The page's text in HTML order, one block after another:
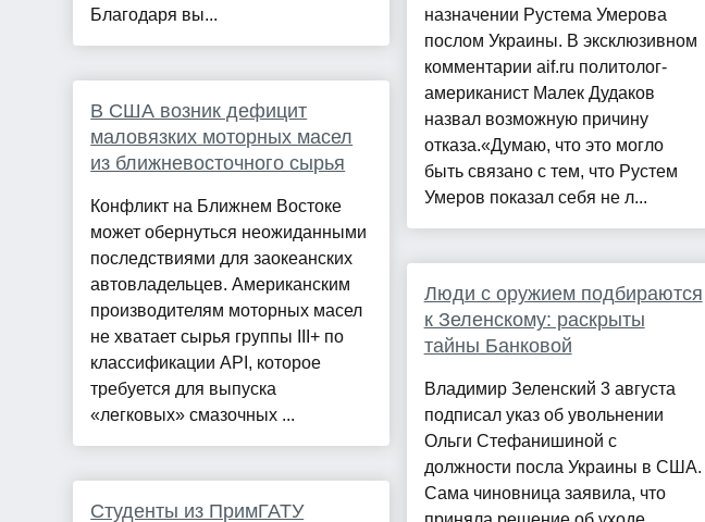
Благодаря вы...
В США возник дефицит
маловязких моторных масел
из ближневосточного сырья
Конфликт на Ближнем Востоке
может обернуться неожиданными
последствиями для заокеанских
автовладельцев. Американским
производителям моторных масел
не хватает сырья группы III+ по
классификации API, которое
требуется для выпуска
«легковых» смазочных ...
Студенты из ПримГАТУ
назначении Рустема Умерова
послом Украины. В эксклюзивном
комментарии aif.ru политолог-
американист Малек Дудаков
назвал возможную причину
отказа.«Думаю, что это могло
быть связано с тем, что Рустем
Умеров показал себя не л...
Люди с оружием подбираются
к Зеленскому: раскрыты
тайны Банковой
Владимир Зеленский 3 августа
подписал указ об увольнении
Ольги Стефанишиной с
должности посла Украины в США.
Сама чиновница заявила, что